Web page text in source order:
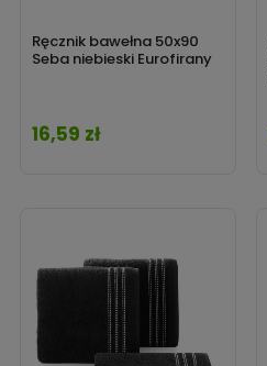
Ręcznik bawełna 50x90
Seba niebieski Eurofirany
Cena
16,59 zł